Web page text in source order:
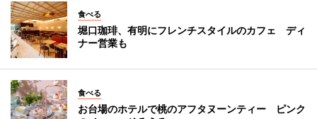
食べる
堀口珈琲、有明にフレンチスタイルのカフェ ディ
ナー営業も
食べる
お台場のホテルで桃のアフタヌーンティー ピンク